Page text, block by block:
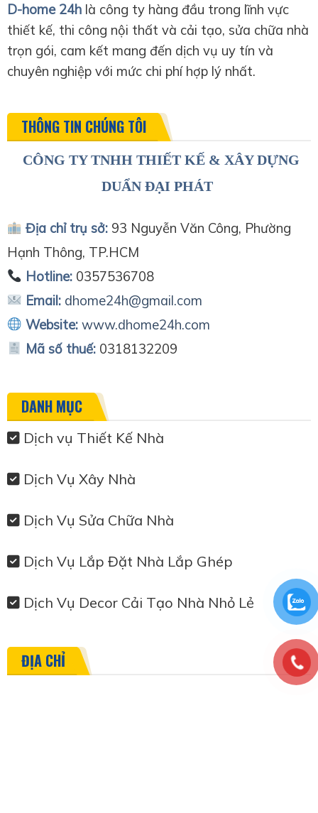
D-home 24h là công ty hàng đầu trong lĩnh vực
thiết kế, thi công nội thất và cải tạo, sửa chữa nhà
trọn gói, cam kết mang đến dịch vụ uy tín và
chuyên nghiệp với mức chi phí hợp lý nhất.
THÔNG TIN CHÚNG TÔI
CÔNG TY TNHH THIẾT KẾ & XÂY DỰNG
DUẨN ĐẠI PHÁT
Địa chỉ trụ sở:93 Nguyễn Văn Công, Phường
Hạnh Thông, TP.HCM
Hotline:0357536708
Email: dhome24h@gmail.com
Website: www.dhome24h.com
Mã số thuế: 0318132209
DANH MỤC
Dịch vụ Thiết Kế Nhà
Dịch Vụ Xây Nhà
Dịch Vụ Sửa Chữa Nhà
Dịch Vụ Lắp Đặt Nhà Lắp Ghép
Dịch Vụ Decor Cải Tạo Nhà Nhỏ Lẻ
ĐỊA CHỈ